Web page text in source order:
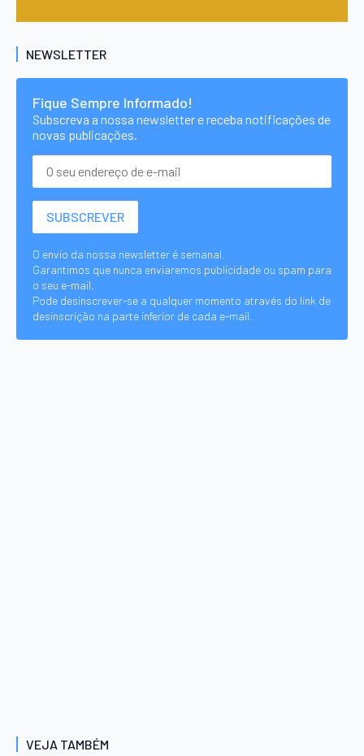
NEWSLETTER
Fique Sempre Informado!
Subscreva a nossa newsletter e receba notificações de
novas publicações.
O envio da nossa newsletter é semanal.
Garantimos que nunca enviaremos publicidade ou spam para
o seu e-mail.
Pode desinscrever-se a qualquer momento através do link de
desinscrição na parte inferior de cada e-mail.
VEJA TAMBÉM